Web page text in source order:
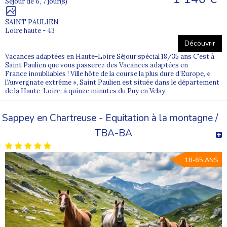
Oui, les séjours adaptés à l’étranger sont organisés avec des
équipes expérimentées et des partenaires fiables.
Comment choisir un séjour adapté pour l’été ?
Nos conseillers vous aident à choisir en fonction du niveau
d’autonomie, des envies et du rythme du vacancier.
Où retrouver l’ensemble des séjours d’été Supernova ?
Découvrez tous nosséjours adaptés Supernovaet préparez dès
maintenant vos vacances d’été 2026.
SAINT PAULIEN
Loire haute - 43
Découvrir
Vacances adaptées en Haute-Loire Séjour spécial 18/35 ans C'est à
Saint Paulien que vous passerez des Vacances adaptées en
France inoubliables ! Ville hôte de la course la plus dure d’Europe, «
l’Auvergnate extrême », Saint Paulien est située dans le département
de la Haute-Loire, à quinze minutes du Puy en Velay.
Sappey en Chartreuse - Equitation à la montagne /
TBA-BA
18-65 ANS